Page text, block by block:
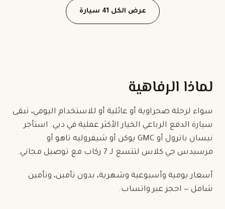
عرض الكل 41 سيارة
لماذا الرفاهية
سواء لرحلة صحراوية أو عائلية أو للاستخدام اليومي، تبقى
سيارة الدفع الرباعي الخيار الأكثر عملية في دبي. استأجر
نيسان باترول أو GMC يوكن أو شيفروليه تاهو أو
مرسيدس جي كلاس لتتسع لـ 7 ركاب مع توصيل مجاني.
أسعار يومية وأسبوعية وشهرية، بدون تأمين، وتأمين
شامل — احجز عبر واتساب.